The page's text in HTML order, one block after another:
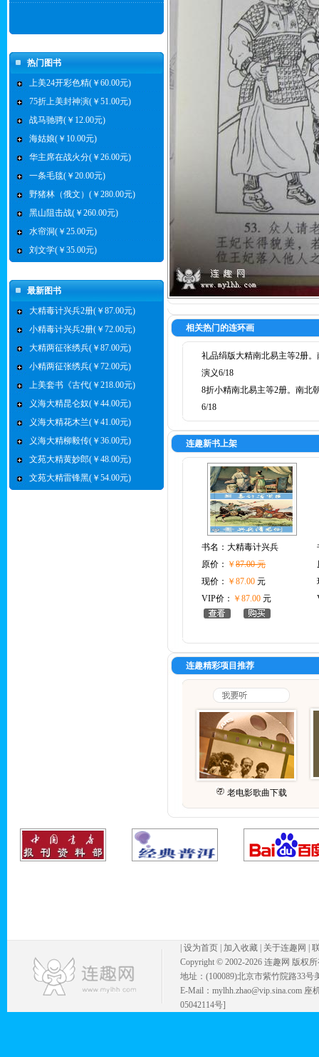
热门图书
上美24开彩色精(￥60.00元)
75折上美封神演(￥51.00元)
战马驰骋(￥12.00元)
海姑娘(￥10.00元)
华主席在战火分(￥26.00元)
一条毛毯(￥20.00元)
野猪林（俄文）(￥280.00元)
黑山阻击战(￥260.00元)
水帘洞(￥25.00元)
刘文学(￥35.00元)
最新图书
大精毒计兴兵2册(￥87.00元)
小精毒计兴兵2册(￥72.00元)
大精两征张绣兵(￥87.00元)
小精两征张绣兵(￥72.00元)
上美套书《古代(￥218.00元)
义海大精昆仑奴(￥44.00元)
义海大精花木兰(￥41.00元)
义海大精柳毅传(￥36.00元)
文苑大精黄妙郎(￥48.00元)
文苑大精雷锋黑(￥54.00元)
相关热门的连环画
礼品绢版大精南北易主等2册。
演义6/18
8折小精南北易主等2册。南北
6/18
连趣新书上架
书名： 大精毒计兴兵
原价： ￥ 87.00 元
现价： ￥87.00 元
VIP价： ￥87.00 元
连趣精彩项目推荐
老电影歌曲下载
设为首页 加入收藏 关于连趣网
Copyright © 2002-2026 连趣网 版权
地址：(100089)北京市紫竹院路33号
E-Mail：mylhh.zhao@vip.sina.com
05042114号]